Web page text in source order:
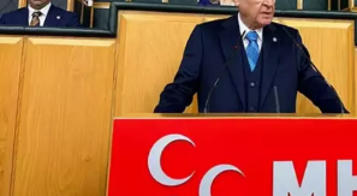
Spor
Turizm